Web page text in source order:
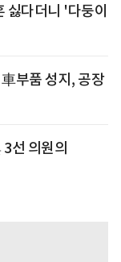
다더니 '다둥이
부품 성지, 공장
선 의원의